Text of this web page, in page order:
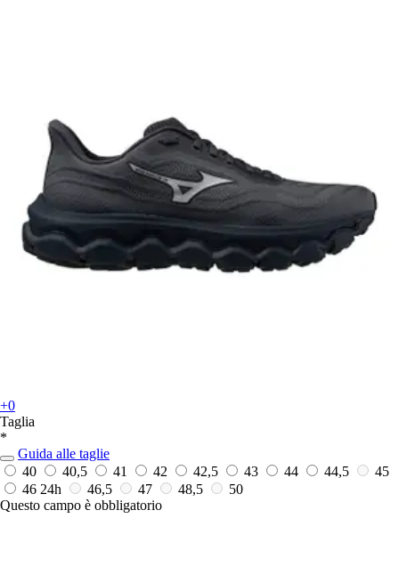
+0
Taglia
*
Guida alle taglie
40
40,5 41 42 42,5 43 44 44,5
45
46 24h 46,5 47 48,5
50
Questo campo è obbligatorio